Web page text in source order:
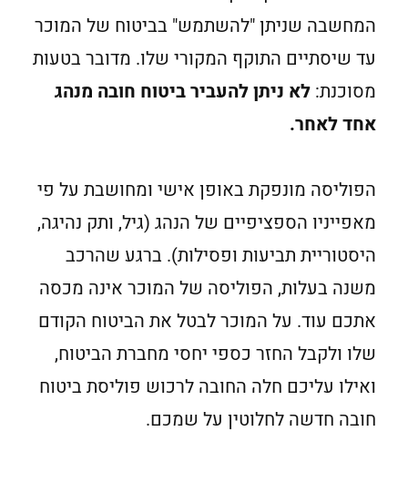
המחשבה שניתן "להשתמש" בביטוח של המוכר
עד שיסתיים התוקף המקורי שלו. מדובר בטעות
מסוכנת: לא ניתן להעביר ביטוח חובה מנהג
אחד לאחר.
הפוליסה מונפקת באופן אישי ומחושבת על פי
מאפייניו הספציפיים של הנהג (גיל, ותק נהיגה,
היסטוריית תביעות ופסילות). ברגע שהרכב
משנה בעלות, הפוליסה של המוכר אינה מכסה
אתכם עוד. על המוכר לבטל את הביטוח הקודם
שלו ולקבל החזר כספי יחסי מחברת הביטוח,
ואילו עליכם חלה החובה לרכוש פוליסת ביטוח
חובה חדשה לחלוטין על שמכם.